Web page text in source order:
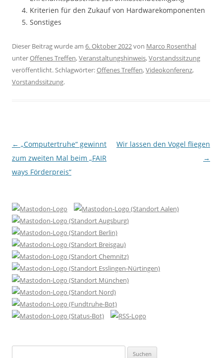
Kriterien für den Zukauf von Hardwarekomponenten
Sonstiges
Dieser Beitrag wurde am 6. Oktober 2022von Marco Rosenthal
unterOffenes Treffen,Veranstaltungshinweis,Vorstandssitzung
veröffentlicht. Schlagwörter:Offenes Treffen,Videokonferenz,
Vorstandssitzung.
Beitragsnavigation
← „Computertruhe“ gewinnt
zum zweiten Mal beim „FAIR
ways Förderpreis“
Wir lassen den Vogel fliegen
→